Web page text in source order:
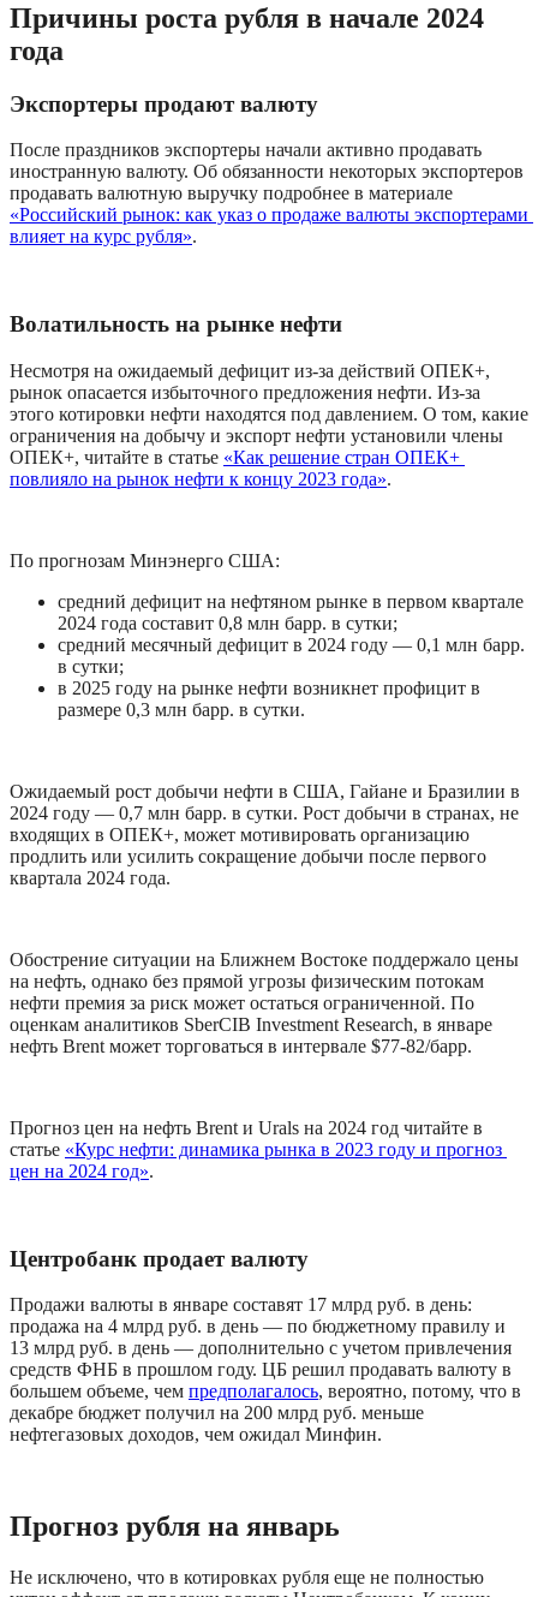
Причины роста рубля в начале 2024
года
Экспортеры продают валюту
После праздников экспортеры начали активно продавать
иностранную валюту. Об обязанности некоторых экспортеров
«Российский рынок: как указ о продаже валюты экспортерами
влияет на курс рубля».
Волатильность на рынке нефти
Несмотря на ожидаемый дефицит из-за действий ОПЕК+,
рынок опасается избыточного предложения нефти. Из-за
этого котировки нефти находятся под давлением. О том, какие
ограничения на добычу и экспорт нефти установили члены
ОПЕК+, читайте в статье «Как решение стран ОПЕК+
повлияло на рынок нефти к концу 2023 года».
По прогнозам Минэнерго США:
средний дефицит на нефтяном рынке в первом квартале
2024 года составит 0,8 млн барр. в сутки;
средний месячный дефицит в 2024 году — 0,1 млн барр.
в сутки;
в 2025 году на рынке нефти возникнет профицит в
размере 0,3 млн барр. в сутки.
Ожидаемый рост добычи нефти в США, Гайане и Бразилии в
2024 году — 0,7 млн барр. в сутки. Рост добычи в странах, не
входящих в ОПЕК+, может мотивировать организацию
продлить или усилить сокращение добычи после первого
квартала 2024 года.
Обострение ситуации на Ближнем Востоке поддержало цены
на нефть, однако без прямой угрозы физическим потокам
нефти премия за риск может остаться ограниченной. По
оценкам аналитиков SberCIB Investment Research, в январе
нефть Brent может торговаться в интервале $77-82/барр.
Прогноз цен на нефть Brent и Urals на 2024 год читайте в
статье «Курс нефти: динамика рынка в 2023 году и прогноз
цен на 2024 год».
Центробанк продает валюту
Продажи валюты в январе составят 17 млрд руб. в день:
продажа на 4 млрд руб. в день — по бюджетному правилу и
13 млрд руб. в день — дополнительно с учетом привлечения
средств ФНБ в прошлом году. ЦБ решил продавать валюту в
большем объеме, чем предполагалось, вероятно, потому, что в
декабре бюджет получил на 200 млрд руб. меньше
нефтегазовых доходов, чем ожидал Минфин.
Прогноз рубля на январь
Не исключено, что в котировках рубля еще не полностью